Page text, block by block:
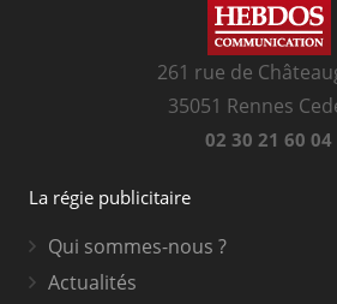
261 rue de
35051 Rennes
02 30 21 60 04
La régie publicitaire
Qui sommes-nous ?
Actualités